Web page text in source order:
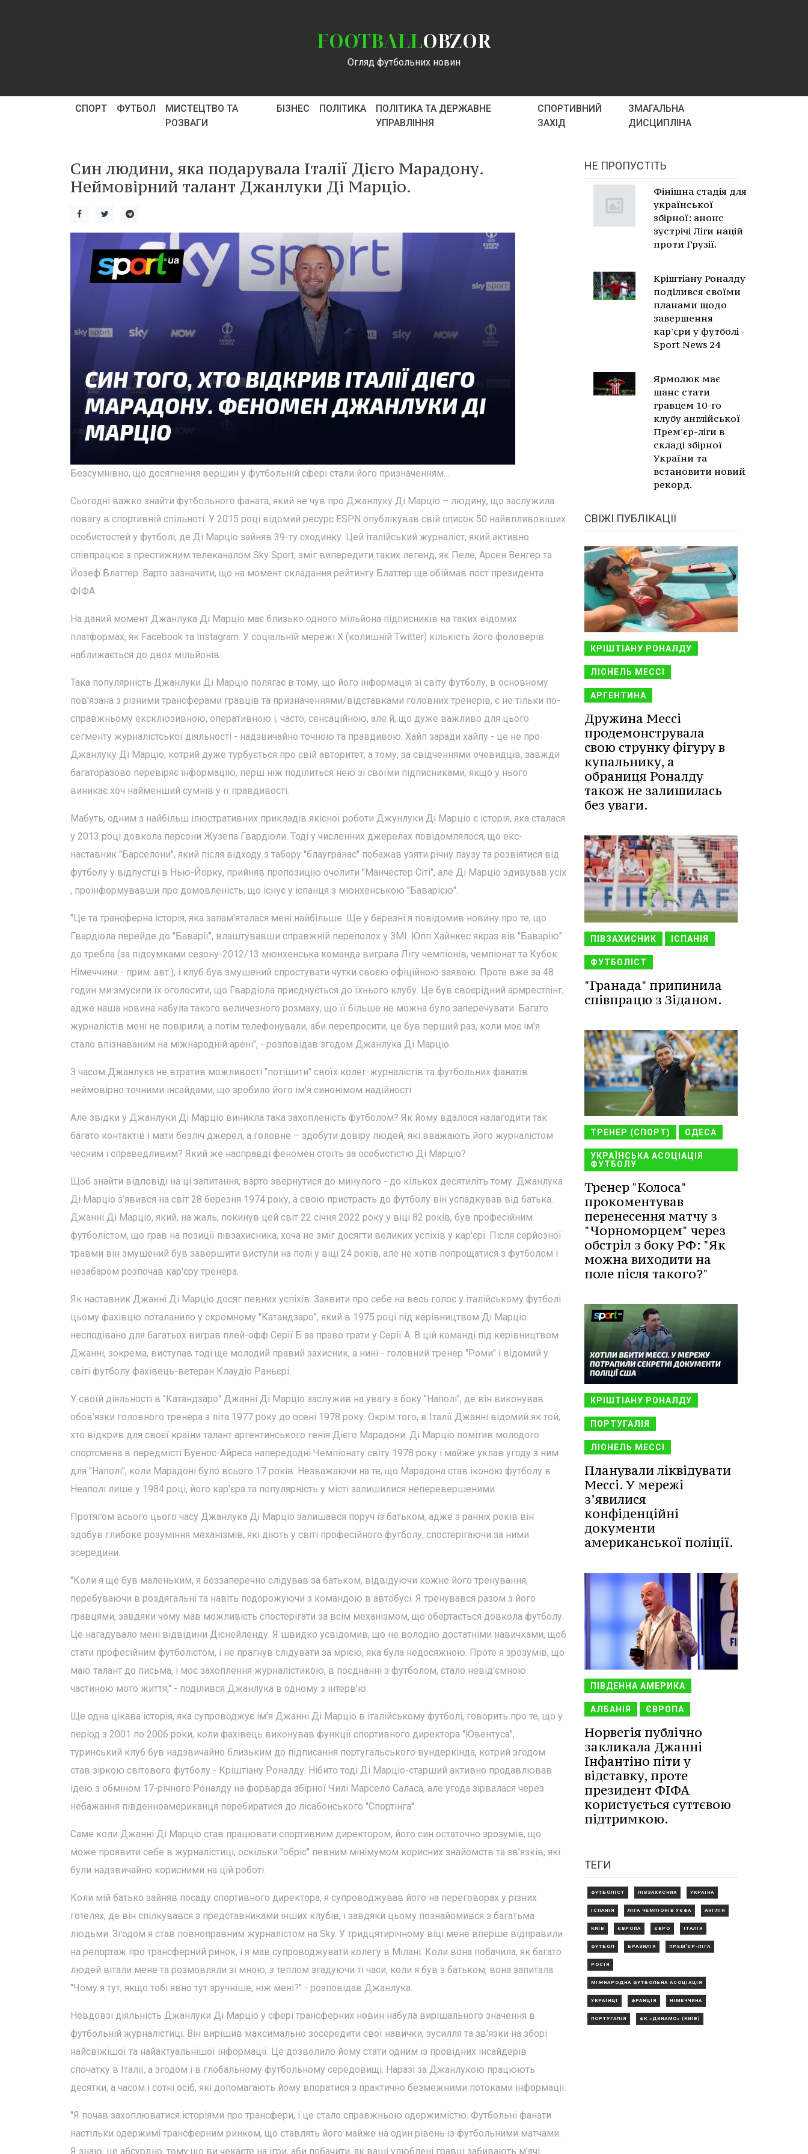
FOOTBALLOBZOR
Огляд футбольних новин
СПОРТ ФУТБОЛ
МИСТЕЦТВО ТА
РОЗВАГИ
БІЗНЕС ПОЛІТИКА
ПОЛІТИКА ТА ДЕРЖАВНЕ
УПРАВЛІННЯ
СПОРТИВНИЙ
ЗАХІД
ЗМАГАЛЬНА
ДИСЦИПЛІНА
Син людини, яка подарувала Італії Дієго Марадону.
Неймовірний талант Джанлуки Ді Марціо.
Безсумнівно, що досягнення вершин у футбольній сфері стали його призначенням...
Сьогодні важко знайти футбольного фаната, який не чув про Джанлуку Ді Марціо – людину, що заслужила
повагу в спортивній спільноті. У 2015 році відомий ресурс ESPN опублікував свій список 50 найвпливовіших
особистостей у футболі, де Ді Марціо зайняв 39-ту сходинку. Цей італійський журналіст, який активно
співпрацює з престижним телеканалом Sky Sport, зміг випередити таких легенд, як Пеле, Арсен Венгер та
Йозеф Блаттер. Варто зазначити, що на момент складання рейтингу Блаттер ще обіймав пост президента
ФІФА.
На даний момент Джанлука Ді Марціо має близько одного мільйона підписників на таких відомих
платформах, як Facebook та Instagram. У соціальній мережі X (колишній Twitter) кількість його фоловерів
наближається до двох мільйонів.
Така популярність Джанлуки Ді Марціо полягає в тому, що його інформація зі світу футболу, в основному
пов'язана з різними трансферами гравців та призначеннями/відставками головних тренерів, є не тільки по-
справжньому ексклюзивною, оперативною і, часто, сенсаційною, але й, що дуже важливо для цього
сегменту журналістської діяльності - надзвичайно точною та правдивою. Хайп заради хайпу - це не про
Джанлуку Ді Марціо, котрий дуже турбується про свій авторитет, а тому, за свідченнями очевидців, завжди
багаторазово перевіряє інформацію, перш ніж поділиться нею зі своїми підписниками, якщо у нього
виникає хоч найменший сумнів у її правдивості.
Мабуть, одним з найбільш ілюстративних прикладів якісної роботи Джунлуки Ді Марціо є історія, яка сталася
у 2013 році довкола персони Жузепа Гвардіоли. Тоді у численних джерелах повідомлялося, що екс-
наставник "Барселони", який після відходу з табору "блаугранас" побажав узяти річну паузу та розвіятися від
футболу у відпустці в Нью-Йорку, прийняв пропозицію очолити "Манчестер Сіті", але Ді Марціо здивував усіх
, проінформувавши про домовленість, що існує у іспанця з мюнхенською "Баварією".
"Це та трансферна історія, яка запам'яталася мені найбільше. Ще у березні я повідомив новину про те, що
Гвардіола перейде до "Баварії", влаштувавши справжній переполох у ЗМІ. Юпп Хайнкес якраз вів "Баварію"
до требла (за підсумками сезону-2012/13 мюнхенська команда виграла Лігу чемпіонів, чемпіонат та Кубок
Німеччини - прим. авт.), і клуб був змушений спростувати чутки своєю офіційною заявою. Проте вже за 48
годин ми змусили їх оголосити, що Гвардіола приєднується до їхнього клубу. Це був своєрідний армрестлінг,
адже наша новина набула такого величезного розмаху, що її більше не можна було заперечувати. Багато
журналістів мені не повірили, а потім телефонували, аби перепросити, це був перший раз, коли моє ім'я
стало впізнаваним на міжнародній арені", - розповідав згодом Джанлука Ді Марціо.
З часом Джанлука не втратив можливості "потішити" своїх колег-журналістів та футбольних фанатів
неймовірно точними інсайдами, що зробило його ім'я синонімом надійності.
Але звідки у Джанлуки Ді Марціо виникла така захопленість футболом? Як йому вдалося налагодити так
багато контактів і мати безліч джерел, а головне – здобути довіру людей, які вважають його журналістом
чесним і справедливим? Який же насправді феномен стоїть за особистістю Ді Марціо?
Щоб знайти відповіді на ці запитання, варто звернутися до минулого - до кількох десятиліть тому. Джанлука
Ді Марціо з’явився на світ 28 березня 1974 року, а свою пристрасть до футболу він успадкував від батька.
Джанні Ді Марціо, який, на жаль, покинув цей світ 22 січня 2022 року у віці 82 років, був професійним
футболістом, що грав на позиції півзахисника, хоча не зміг досягти великих успіхів у кар'єрі. Після серйозної
травми він змушений був завершити виступи на полі у віці 24 років, але не хотів попрощатися з футболом і
незабаром розпочав кар'єру тренера.
Як наставник Джанні Ді Марціо досяг певних успіхів. Заявити про себе на весь голос у італійському футболі
цьому фахівцю поталанило у скромному "Катандзаро", який в 1975 році під керівництвом Ді Марціо
несподівано для багатьох виграв плей-офф Серії Б за право грати у Серії А. В цій команді під керівництвом
Джанні, зокрема, виступав тоді ще молодий правий захисник, а нині - головний тренер "Роми" і відомий у
світі футболу фахівець-ветеран Клаудіо Раньєрі.
У своїй діяльності в "Катандзаро" Джанні Ді Марціо заслужив на увагу з боку "Наполі", де він виконував
обов'язки головного тренера з літа 1977 року до осені 1978 року. Окрім того, в Італії Джанні відомий як той,
хто відкрив для своєї країни талант аргентинського генія Дієго Марадони. Ді Марціо помітив молодого
спортсмена в передмісті Буенос-Айреса напередодні Чемпіонату світу 1978 року і майже уклав угоду з ним
для "Наполі", коли Марадоні було всього 17 років. Незважаючи на те, що Марадона став іконою футболу в
Неаполі лише у 1984 році, його кар'єра та популярність у місті залишилися неперевершеними.
Протягом всього цього часу Джанлука Ді Марціо залишався поруч із батьком, адже з ранніх років він
здобув глибоке розуміння механізмів, які діють у світі професійного футболу, спостерігаючи за ними
зсередини.
"Коли я ще був маленьким, я беззаперечно слідував за батьком, відвідуючи кожне його тренування,
перебуваючи в роздягальні та навіть подорожуючи з командою в автобусі. Я тренувався разом з його
гравцями, завдяки чому мав можливість спостерігати за всім механізмом, що обертається довкола футболу.
Це нагадувало мені відвідини Діснейленду. Я швидко усвідомив, що не володію достатніми навичками, щоб
стати професійним футболістом, і не прагнув слідувати за мрією, яка була недосяжною. Проте я зрозумів, що
маю талант до письма, і моє захоплення журналістикою, в поєднанні з футболом, стало невід'ємною
частиною мого життя," - поділився Джанлука в одному з інтерв'ю.
Ще одна цікава історія, яка супроводжує ім'я Джанні Ді Марціо в італійському футболі, говорить про те, що у
період з 2001 по 2006 роки, коли фахівець виконував функції спортивного директора "Ювентуса",
туринський клуб був надзвичайно близьким до підписання португальського вундеркінда, котрий згодом
став зіркою світового футболу - Кріштіану Роналду. Нібито тоді Ді Марціо-старший активно продавлював
ідею з обміном 17-річного Роналду на форварда збірної Чилі Марсело Саласа, але угода зірвалася через
небажання південноамериканця перебиратися до лісабонського "Спортінга".
Саме коли Джанні Ді Марціо став працювати спортивним директором, його син остаточно зрозумів, що
може проявити себе в журналістиці, оскільки "обріс" певним мінімумом корисних знайомств та зв'язків, які
були надзвичайно корисними на цій роботі.
Коли мій батько зайняв посаду спортивного директора, я супроводжував його на переговорах у різних
готелях, де він спілкувався з представниками інших клубів, і завдяки цьому познайомився з багатьма
людьми. Згодом я став повноправним журналістом на Sky. У тридцятирічному віці мене вперше відправили
на репортаж про трансферний ринок, і я мав супроводжувати колегу в Мілані. Коли вона побачила, як багато
людей вітали мене та розмовляли зі мною, з теплом згадуючи ті часи, коли я був з батьком, вона запитала:
"Чому я тут, якщо тобі явно тут зручніше, ніж мені?" - розповідав Джанлука.
Невдовзі діяльність Джанлуки Ді Марціо у сфері трансферних новин набула вирішального значення в
футбольній журналістиці. Він вирішив максимально зосередити свої навички, зусилля та зв'язки на зборі
найсвіжішої та найактуальнішої інформації. Це дозволило йому стати одним із провідних інсайдерів
спочатку в Італії, а згодом і в глобальному футбольному середовищі. Наразі за Джанлукою працюють
десятки, а часом і сотні осіб, які допомагають йому впоратися з практично безмежними потоками інформації.
"Я почав захоплюватися історіями про трансфери, і це стало справжньою одержимістю. Футбольні фанати
настільки одержимі трансферним ринком, що ставлять його майже на один рівень із футбольними матчами.
Я знаю, це абсурдно, тому що ви чекаєте на ігри, аби побачити, як ваші улюблені гравці забивають м'ячі
НЕ ПРОПУСТІТЬ
Фінішна стадія для
української
збірної: анонс
зустрічі Ліги націй
проти Грузії.
Кріштіану Роналду
поділився своїми
планами щодо
завершення
кар'єри у футболі -
Sport News 24
Ярмолюк має
шанс стати
гравцем 10-го
клубу англійської
Прем'єр-ліги в
складі збірної
України та
встановити новий
рекорд.
СВІЖІ ПУБЛІКАЦІЇ
КРІШТІАНУ РОНАЛДУ
ЛІОНЕЛЬ МЕССІ
АРГЕНТИНА
Дружина Мессі
продемонструвала
свою струнку фігуру в
купальнику, а
обраниця Роналду
також не залишилась
без уваги.
ПІВЗАХИСНИК ІСПАНІЯ
ФУТБОЛІСТ
"Гранада" припинила
співпрацю з Зіданом.
ТРЕНЕР (СПОРТ) ОДЕСА
УКРАЇНСЬКА АСОЦІАЦІЯ
ФУТБОЛУ
Тренер "Колоса"
прокоментував
перенесення матчу з
"Чорноморцем" через
обстріл з боку РФ: "Як
можна виходити на
поле після такого?"
КРІШТІАНУ РОНАЛДУ
ПОРТУГАЛІЯ
ЛІОНЕЛЬ МЕССІ
Планували ліквідувати
Мессі. У мережі
з’явилися
конфіденційні
документи
американської поліції.
ПІВДЕННА АМЕРИКА
АЛБАНІЯ ЄВРОПА
Норвегія публічно
закликала Джанні
Інфантіно піти у
відставку, проте
президент ФІФА
користується суттєвою
підтримкою.
ТЕГИ
ФУТБОЛІСТ ПІВЗАХИСНИК УКРАЇНА
ІСПАНІЯ ЛІГА ЧЕМПІОНІВ УЄФА АНГЛІЯ
КИЇВ ЄВРОПА ЄВРО ІТАЛІЯ
ФУТБОЛ БРАЗИЛІЯ ПРЕМ'ЄР-ЛІГА
РОСІЯ
МІЖНАРОДНА ФУТБОЛЬНА АСОЦІАЦІЯ
УКРАЇНЦІ ФРАНЦІЯ НІМЕЧЧИНА
ПОРТУГАЛІЯ ФК «ДИНАМО» (КИЇВ)